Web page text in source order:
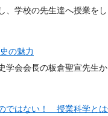
、学校の先生達へ授業を
の魅力
学会会長の板倉聖宣先生
ではない！ 授業科学と